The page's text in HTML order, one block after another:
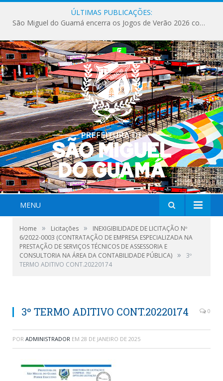
ÚLTIMAS PUBLICAÇÕES:
São Miguel do Guamá encerra os Jogos de Verão 2026 com sucesso de público e competições.
MENU
Home » Licitações »
INEXIGIBILIDADE DE LICITAÇÃO Nº
6/2022-0003 (CONTRATAÇÃO DE EMPRESA ESPECIALIZADA NA
PRESTAÇÃO DE SERVIÇOS TÉCNICOS DE ASSESSORIA E
CONSULTORIA NA ÁREA DA CONTABILIDADE PÚBLICA) »
3º
TERMO ADITIVO CONT.20220174
3º TERMO ADITIVO CONT.20220174 0
POR ADMINISTRADOR EM 28 DE JANEIRO DE 2025